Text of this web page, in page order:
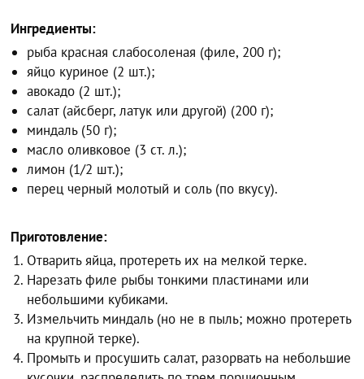
Ингредиенты:
рыба красная слабосоленая (филе, 200 г);
яйцо куриное (2 шт.);
авокадо (2 шт.);
салат (айсберг, латук или другой) (200 г);
миндаль (50 г);
масло оливковое (3 ст. л.);
лимон (1/2 шт.);
перец черный молотый и соль (по вкусу).
Приготовление:
Отварить яйца, протереть их на мелкой терке.
Нарезать филе рыбы тонкими пластинами или
небольшими кубиками.
Измельчить миндаль (но не в пыль; можно протереть
на крупной терке).
Промыть и просушить салат, разорвать на небольшие